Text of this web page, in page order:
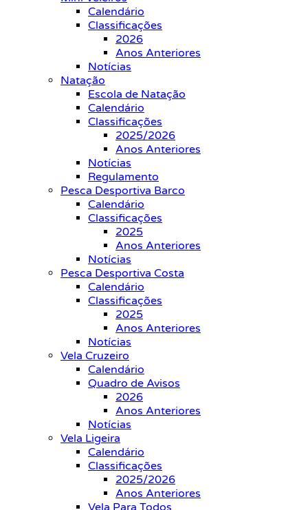
Calendário
Classificações
2026
Anos Anteriores
Notícias
Natação
Escola de Natação
Calendário
Classificações
2025/2026
Anos Anteriores
Notícias
Regulamento
Pesca Desportiva Barco
Calendário
Classificações
2025
Anos Anteriores
Notícias
Pesca Desportiva Costa
Calendário
Classificações
2025
Anos Anteriores
Notícias
Vela Cruzeiro
Calendário
Quadro de Avisos
2026
Anos Anteriores
Notícias
Vela Ligeira
Calendário
Classificações
2025/2026
Anos Anteriores
Vela Para Todos